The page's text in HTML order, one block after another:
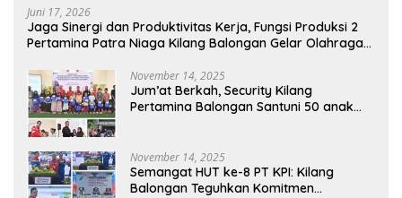
Juni 17, 2026
Jaga Sinergi dan Produktivitas Kerja, Fungsi Produksi 2
Pertamina Patra Niaga Kilang Balongan Gelar Olahraga
November 14, 2025
Jum’at Berkah, Security Kilang
Pertamina Balongan Santuni 50 anak
November 14, 2025
Semangat HUT ke-8 PT KPI: Kilang
Balongan Teguhkan Komitmen